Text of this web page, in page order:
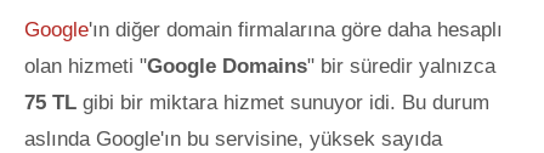
Google'ın diğer domain firmalarına göre daha hesaplı
olan hizmeti "Google Domains" bir süredir yalnızca
75 TL gibi bir miktara hizmet sunuyor idi. Bu durum
aslında Google'ın bu servisine, yüksek sayıda